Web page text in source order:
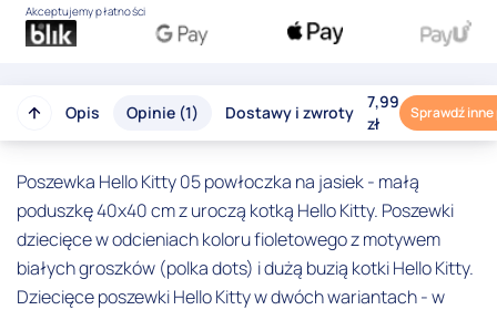
Akceptujemy płatności
Opis Opinie (1) Dostawy i zwroty
7,99
zł
Sprawdź
Poszewka Hello Kitty 05 powłoczka na jasiek - małą
poduszkę 40x40 cm z uroczą kotką Hello Kitty. Poszewki
dziecięce w odcieniach koloru fioletowego z motywem
białych groszków (polka dots) i dużą buzią kotki Hello Kitty.
Dziecięce poszewki Hello Kitty w dwóch wariantach - w